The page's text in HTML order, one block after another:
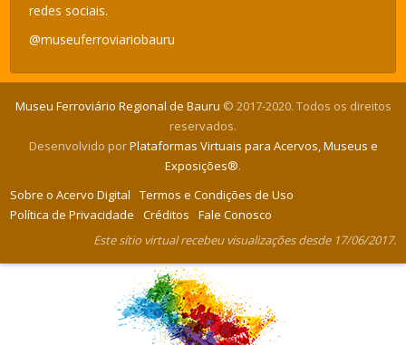
redes sociais.
@museuferroviariobauru
Museu Ferroviário Regional de Bauru © 2017-2020. Todos os direitos
reservados.
Desenvolvido porPlataformas Virtuais para Acervos, Museus e
Exposições®.
Sobre o Acervo Digital
Termos e Condições de Uso
Política de Privacidade
Créditos
Fale Conosco
Este sítio virtual recebeu visualizações desde 17/06/2017.